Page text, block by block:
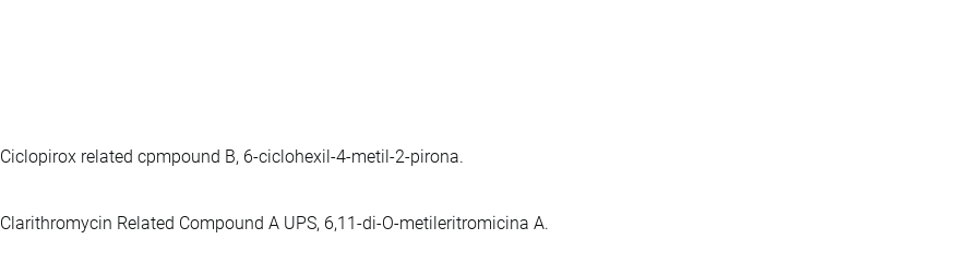
Ciclopirox related cpmpound B, 6-ciclohexil-4-metil-2-pirona.
Clarithromycin Related Compound A UPS, 6,11-di-O-metileritromicina A.